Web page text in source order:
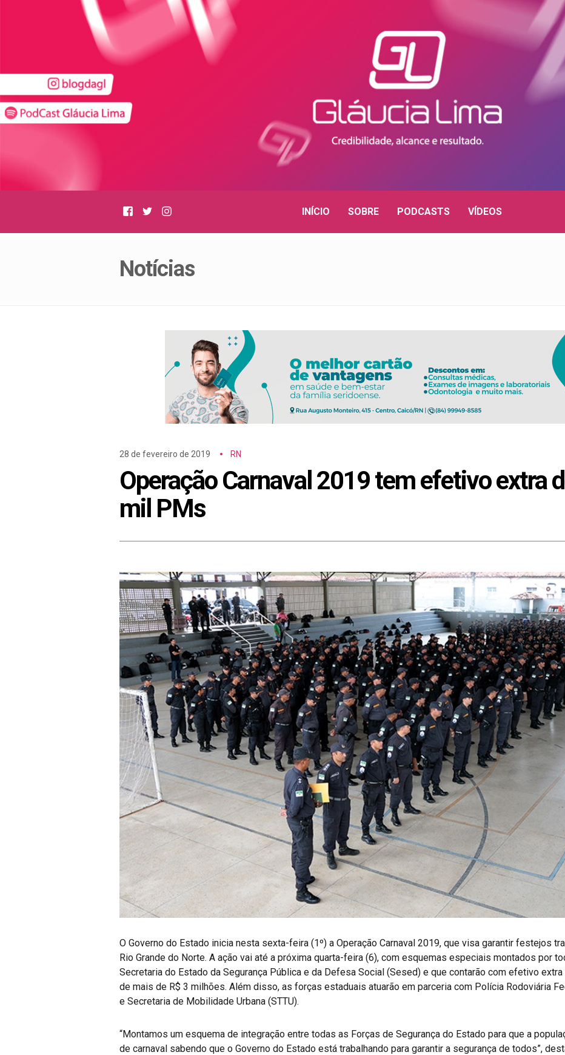
Facebook
Twitter INÍCIO SOBRE PODCASTS VÍDEOS
Notícias
28 de fevereiro de 2019 RN
Operação Carnaval 2019 tem efetivo extra
mil PMs
O Governo do Estado inicia nesta sexta-feira (1º) a Operação Carnaval 2019, que visa garantir festejos
Rio Grande do Norte. A ação vai até a próxima quarta-feira (6), com esquemas especiais montados por
Secretaria do Estado da Segurança Pública e da Defesa Social (Sesed) e que contarão com efetivo
de mais de R$ 3 milhões. Além disso, as forças estaduais atuarão em parceria com Polícia Rodoviária
e Secretaria de Mobilidade Urbana (STTU).
“Montamos um esquema de integração entre todas as Forças de Segurança do Estado para que a
de carnaval sabendo que o Governo do Estado está trabalhando para garantir a segurança de todos”,